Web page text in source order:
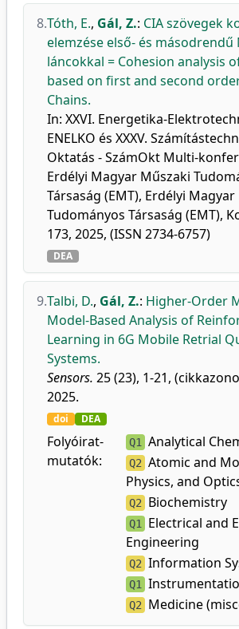
8.Tóth, E., Gál, Z.: CIA szövegek
elemzése első- és másodrendű
láncokkal = Cohesion analysis
based on first and second
Chains.
In: XXVI. Energetika-
ENELKO és XXXV.
Oktatás - SzámOkt Multi-
Erdélyi Magyar Műszaki
Társaság (EMT), Erdélyi
Tudományos Társaság (EMT),
173, 2025, (ISSN 2734-6757)
DEA
9.Talbi, D., Gál, Z.: Higher-Order
Model-Based Analysis of
Learning in 6G Mobile Retrial
Systems.
Sensors. 25 (23), 1-21,
2025.
doi DEA
Folyóirat-
mutatók:
Q1 Analytical
Q2 Atomic and
Physics, and
Q2 Biochemistry
Q1
Electrical and
Engineering
Q2 Information
Q1
Q2 Medicine